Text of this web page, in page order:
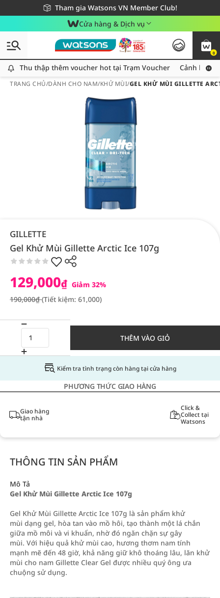
Tham gia Watsons VN Member Club!
Miễn phí giao hàng cho đơn hàng từ 249,000Đ
Giao hàng nhanh 24h - Áp dụng khu vực TP. Hồ Chí Minh
Cửa hàng & Dịch vụ
0
Thu thập thêm voucher hot tại Trạm Voucher
Thu thập thêm voucher hot tại Trạm Voucher Cảnh báo
TRANG CHỦ/DÀNH CHO NAM/KHỬ MÙI/GEL KHỬ MÙI GILLETTE
GILLETTE
Gel Khử Mùi Gillette Arctic Ice 107g
129,000₫ Giảm 32%
190,000₫(Tiết kiệm: 61,000)
THÊM VÀO GIỎ
Kiểm tra tình trạng còn hàng tại cửa hàng
PHƯƠNG THỨC GIAO HÀNG
Giao hàng
tận nhà
Click &
Collect tại
Watsons
THÔNG TIN SẢN PHẨM
Mô Tả
Gel Khử Mùi Gillette Arctic Ice 107g
Gel Khử Mùi Gillette Arctic Ice 107g là sản phẩm khử
mùi dạng gel, hòa tan vào mồ hôi, tạo thành một lá chắn
giữa mồ môi và vi khuẩn, nhờ đó ngăn chặn sự gây
mùi. Với hiệu quả khử mùi cao, hương thơm nam tính
mạnh mẽ đến 48 giờ, khả năng giữ khô thoáng lâu, lăn khử
mùi cho nam Gillette Clear Gel được nhiều quý ông ưa
chuộng sử dụng.